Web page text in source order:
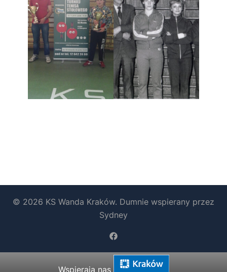
© 2026 KS Wanda Kraków. Dumnie wspierany przez
Sydney
https://www.facebook.com/
Wspierają nas